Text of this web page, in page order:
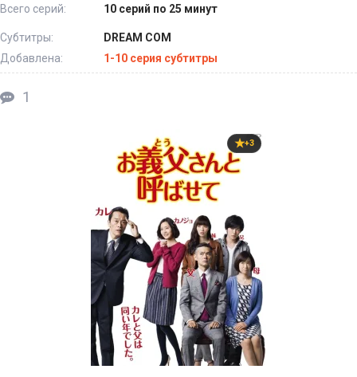
Всего серий:
10 серий по 25 минут
Субтитры:
DREAM COM
Добавлена:
1-10 серия субтитры
1
+3